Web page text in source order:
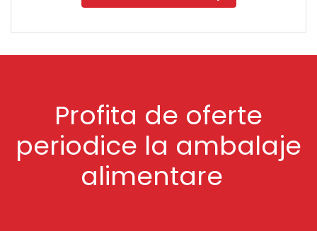
Profita de oferte
periodice la ambalaje
alimentare